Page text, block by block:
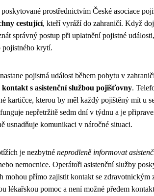
prostřednictvím České asociace
cestující, kteří vyráží do zahraničí. Když
správný postup při uplatnění pojistné
pojistného krytí.
pojistná událost během pobytu v
s asistenční službou pojišťovny.
kartičce, kterou by měl každý pojištěný mít u
nepřetržitě sedm dní v týdnu a je
usnadňuje komunikaci v náročné situaci.
je nezbytné neprodleně informovat
nemocnice. Operátoři asistenční služby
mohou přímo zajistit kontakt se zdravotnickým
lékařskou pomoc a není možné předem